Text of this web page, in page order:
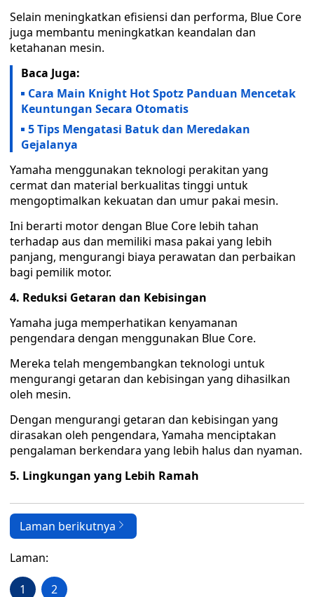
Selain meningkatkan efisiensi dan performa, Blue Core
juga membantu meningkatkan keandalan dan
ketahanan mesin.
Baca Juga:
Cara Main Knight Hot Spotz Panduan Mencetak
Keuntungan Secara Otomatis
5 Tips Mengatasi Batuk dan Meredakan
Gejalanya
Yamaha menggunakan teknologi perakitan yang
cermat dan material berkualitas tinggi untuk
mengoptimalkan kekuatan dan umur pakai mesin.
Ini berarti motor dengan Blue Core lebih tahan
terhadap aus dan memiliki masa pakai yang lebih
panjang, mengurangi biaya perawatan dan perbaikan
bagi pemilik motor.
4. Reduksi Getaran dan Kebisingan
Yamaha juga memperhatikan kenyamanan
pengendara dengan menggunakan Blue Core.
Mereka telah mengembangkan teknologi untuk
mengurangi getaran dan kebisingan yang dihasilkan
oleh mesin.
Dengan mengurangi getaran dan kebisingan yang
dirasakan oleh pengendara, Yamaha menciptakan
pengalaman berkendara yang lebih halus dan nyaman.
5. Lingkungan yang Lebih Ramah
Laman berikutnya
Laman:
1 2